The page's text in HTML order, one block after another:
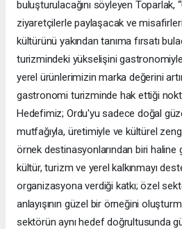
buluşturulacağını söyleyen Toparlak,
ziyaretçilerle paylaşacak ve
kültürünü yakından tanıma fırsatı
turizmindeki yükselişini
yerel ürünlerimizin marka değerini
gastronomi turizminde hak ettiği
Hedefimiz; Ordu'yu sadece doğal
mutfağıyla, üretimiyle ve kültürel
örnek destinasyonlarından biri haline
kültür, turizm ve yerel kalkınmayı
organizasyona verdiği katkı; özel
anlayışının güzel bir örneğini
sektörün aynı hedef doğrultusunda